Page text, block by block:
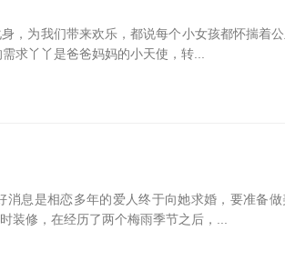
，为我们带来欢乐，都说每个小女孩都怀揣着
求丫丫是爸爸妈妈的小天使，转...
息是相恋多年的爱人终于向她求婚，要准备
装修，在经历了两个梅雨季节之后，...